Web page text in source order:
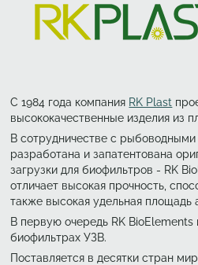
С 1984 года компания RK Plast
высококачественные изделия из
В сотрудничестве с
разработана и запатентована
загрузки для биофильтров - RK
отличает высокая прочность,
также высокая удельная площадь
В первую очередь RK BioElements
биофильтрах УЗВ.
Поставляется в десятки стран